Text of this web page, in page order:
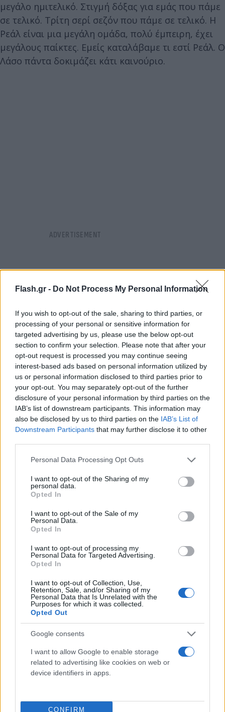
Flash.gr - Do Not Process My Personal Information
If you wish to opt-out of the sale, sharing to third parties, or
processing of your personal or sensitive information for
targeted advertising by us, please use the below opt-out
section to confirm your selection. Please note that after your
opt-out request is processed you may continue seeing
interest-based ads based on personal information utilized by
us or personal information disclosed to third parties prior to
your opt-out. You may separately opt-out of the further
disclosure of your personal information by third parties on the
IAB’s list of downstream participants. This information may
also be disclosed by us to third parties on the IAB’s List of
Downstream Participants that may further disclose it to other
Please note that this website/app uses one or more Google
not limited to your visit or usage behaviour. You may click to
grant or deny consent to Google and its third-party tags to
use your data for below specified purposes in below Google
consent section.
Personal Data Processing Opt Outs
I want to opt-out of the Sharing of my
personal data.
Opted In
I want to opt-out of the Sale of my
Personal Data.
Opted In
I want to opt-out of processing my
Personal Data for Targeted Advertising.
Opted In
I want to opt-out of Collection, Use,
Retention, Sale, and/or Sharing of my
Personal Data that Is Unrelated with the
Purposes for which it was collected.
Opted Out
Google consents
I want to allow Google to enable storage
related to advertising like cookies on web or
device identifiers in apps.
CONFIRM
μεγάλο ημιτελικό. Στιγμή δόξας για εμάς που πάμε
σε τελικό. Τρίτη σερί σεζόν που πάμε σε τελικό. Η
Ρεάλ είναι μια μεγάλη ομάδα, πολύ έμπειρη, έχει
μεγάλους παίκτες. Εμείς καταλάβαμε τι εστί Ρεάλ. Ο
Λάσο πάντα δοκιμάζει κάτι καινούριο.
Με Ταβάρες, Πουαριέ και Γιαμπουσέλε έχουν
δυνατή front line. Σίγουρα υπάρχει η δημιουργία
του Κοζέρ και του Γιουλ. Θέλουμε να κερδίσουμε
Συμφωνώ με όσα είπε ο Πάμπλο, αυτή είναι η
πραγματικότητα των σπορ. Δεν υπάρχει ομάδα που
και τρία χρόνια παίζουμε σπουδαίο μπάσκετ.
Έχω απίθανη ομάδα, είμαστε πρωταθλητές.
Πιστεύω πως όταν έρχεται η κρίσιμη στιγμή, οι
κόντρα στον Λάσο, είναι φίλος μου και τον
σέβομαι.
Η Ρεάλ έχει μεγάλη βάση φιλάθλων, εξάλλου και ο
γιος μου είναι μέλος της Ρεάλ, αγαπά τη Ρεάλ. Ξέρω
πολύ καλά τι σημαίνει Ρεάλ.
χθεσινό ματς θα επηρεάσει το αυριανό. Ο τελικός